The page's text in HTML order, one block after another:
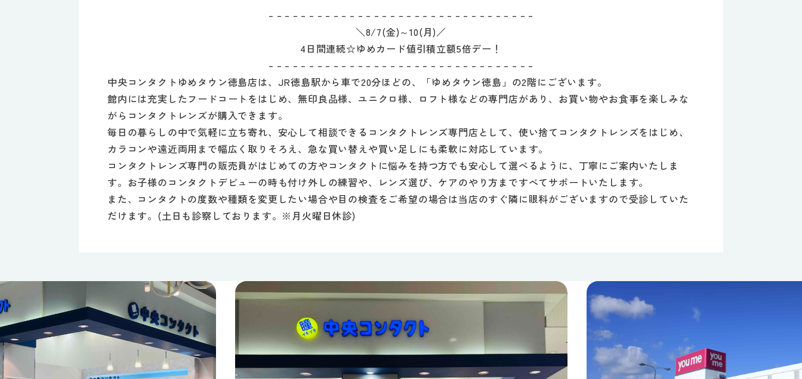
– – – – – – – – – – – – – – – – – – – – – – – – – – – – – – – – –
＼8/7(金)～10(月)／
4日間連続☆ゆめカード値引積立額5倍デー！
– – – – – – – – – – – – – – – – – – – – – – – – – – – – – – – – –
中央コンタクトゆめタウン徳島店は、JR徳島駅から車で20分ほどの、「ゆめタウン徳島」の2階にございます。
館内には充実したフードコートをはじめ、無印良品様、ユニクロ様、ロフト様などの専門店があり、お買い物やお食事を楽しみな
がらコンタクトレンズが購入できます。
毎日の暮らしの中で気軽に立ち寄れ、安心して相談できるコンタクトレンズ専門店として、使い捨てコンタクトレンズをはじめ、
カラコンや遠近両用まで幅広く取りそろえ、急な買い替えや買い足しにも柔軟に対応しています。
コンタクトレンズ専門の販売員がはじめての方やコンタクトに悩みを持つ方でも安心して選べるように、丁寧にご案内いたしま
す。お子様のコンタクトデビューの時も付け外しの練習や、レンズ選び、ケアのやり方まですべてサポートいたします。
また、コンタクトの度数や種類を変更したい場合や目の検査をご希望の場合は当店のすぐ隣に眼科がございますので受診していた
だけます。(土日も診察しております。※月火曜日休診)